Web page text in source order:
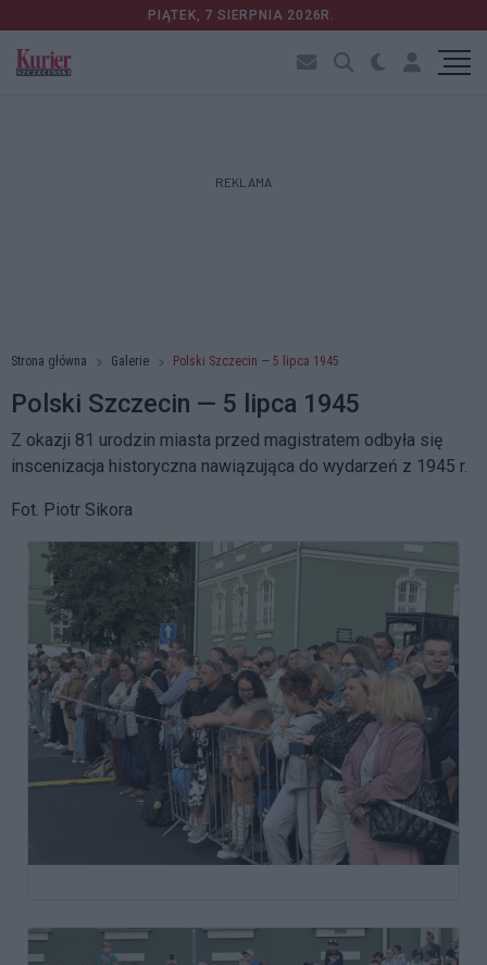
PIĄTEK, 7 SIERPNIA 2026R.
REKLAMA
Strona główna Galerie Polski Szczecin — 5 lipca 1945
Polski Szczecin — 5 lipca 1945
Z okazji 81 urodzin miasta przed magistratem odbyła się
inscenizacja historyczna nawiązująca do wydarzeń z 1945 r.
Fot. Piotr Sikora